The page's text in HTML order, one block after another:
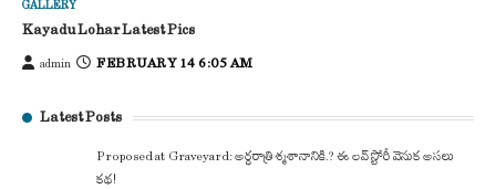
GALLERY
Kayadu Lohar Latest Pics
admin FEBRUARY 14 6:05 AM
Latest Posts
Proposed at Graveyard: అర్ధరాత్రి శ్మశానానికి.? ఈ లవ్ స్టోరీ వెనుక అసలు
కథ!